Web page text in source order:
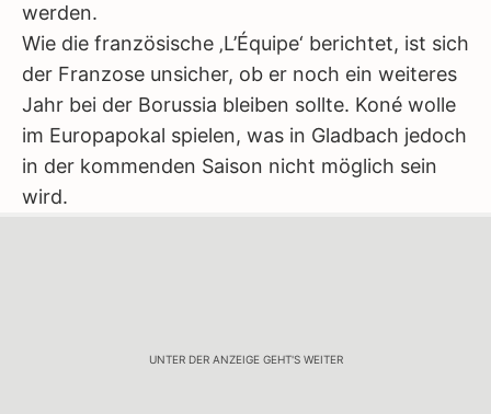
werden.
Wie die französische ‚L’Équipe‘ berichtet, ist sich
der Franzose unsicher, ob er noch ein weiteres
Jahr bei der Borussia bleiben sollte. Koné wolle
im Europapokal spielen, was in Gladbach jedoch
in der kommenden Saison nicht möglich sein
wird.
UNTER DER ANZEIGE GEHT'S WEITER